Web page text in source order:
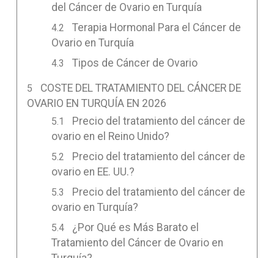
del Cáncer de Ovario en Turquía
Terapia Hormonal Para el Cáncer de
Ovario en Turquía
Tipos de Cáncer de Ovario
COSTE DEL TRATAMIENTO DEL CÁNCER DE
OVARIO EN TURQUÍA EN 2026
Precio del tratamiento del cáncer de
ovario en el Reino Unido?
Precio del tratamiento del cáncer de
ovario en EE. UU.?
Precio del tratamiento del cáncer de
ovario en Turquía?
¿Por Qué es Más Barato el
Tratamiento del Cáncer de Ovario en